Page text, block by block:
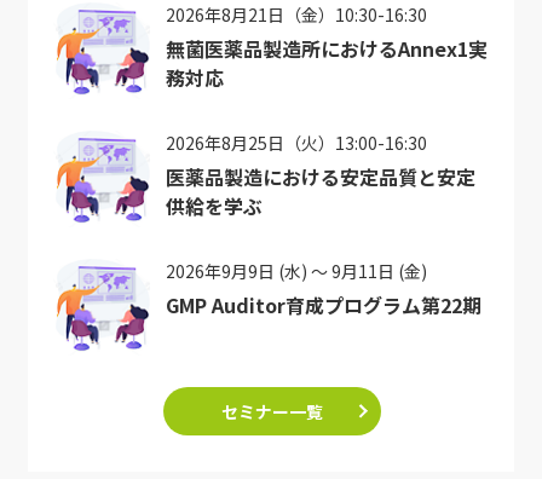
2026年8月21日（金）10:30-16:30
無菌医薬品製造所におけるAnnex1実
務対応
2026年8月25日（火）13:00-16:30
医薬品製造における安定品質と安定
供給を学ぶ
2026年9月9日 (水) ～ 9月11日 (金)
GMP Auditor育成プログラム第22期
セミナー一覧